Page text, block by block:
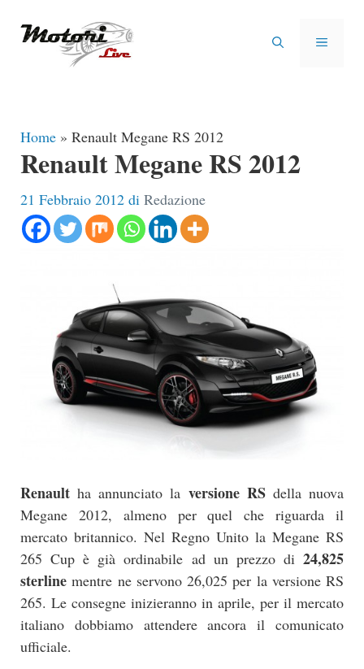
MENU
Home » Renault Megane RS 2012
Renault Megane RS 2012
21 Febbraio 2012 di Redazione
Renault ha annunciato la versione RSdella nuova
Megane 2012, almeno per quel che riguarda il
mercato britannico. Nel Regno Unito la Megane RS
265 Cup è già ordinabile ad un prezzo di 24,825
sterline mentre ne servono 26,025 per la versione RS
265. Le consegne inizieranno in aprile, per il mercato
italiano dobbiamo attendere ancora il comunicato
ufficiale.